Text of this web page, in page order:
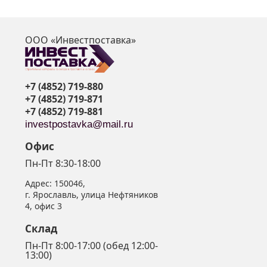
ООО «Инвестпоставка»
+7 (4852) 719-880
+7 (4852) 719-871
+7 (4852) 719-881
investpostavka@mail.ru
Офис
Пн-Пт 8:30-18:00
Адрес: 150046,
г. Ярославль, улица Нефтяников
4, офис 3
Склад
Пн-Пт 8:00-17:00 (обед 12:00-
13:00)